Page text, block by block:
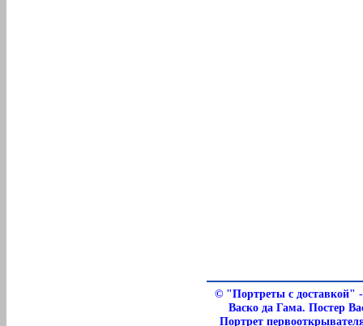
© "Портреты с доставкой"
Васко да Гама. Постер
Портрет